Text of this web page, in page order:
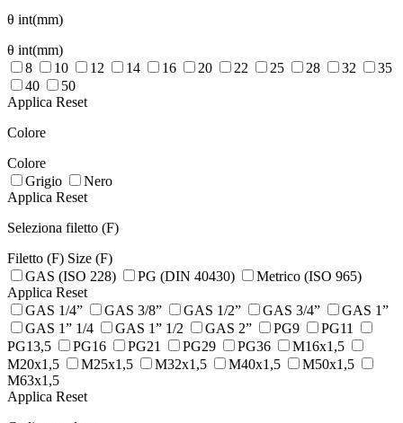
θ int(mm)
θ int(mm)
8
10 12 14 16 20 22 25 28 32
35
40
50
Applica Reset
Colore
Colore
Grigio
Nero
Applica Reset
Seleziona filetto (F)
Filetto (F) Size (F)
GAS (ISO 228)
PG (DIN 40430)
Metrico (ISO 965)
Applica Reset
GAS 1/4”
GAS 3/8” GAS 1/2” GAS 3/4”
GAS 1”
GAS 1” 1/4
GAS 1” 1/2 GAS 2” PG9
PG11
PG13,5
PG16 PG21 PG29 PG36
M16x1,5
M20x1,5
M25x1,5 M32x1,5 M40x1,5
M50x1,5
M63x1,5
Applica Reset